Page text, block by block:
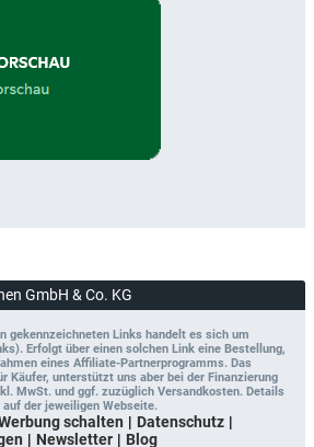
GmbH & Co. KG
gekennzeichneten Links handelt es sich um
Erfolgt über einen solchen Link eine Bestellung,
eines Affiliate-Partnerprogramms. Das
Käufer, unterstützt uns aber bei der Finanzierung
MwSt. und ggf. zuzüglich Versandkosten. Details
der jeweiligen Webseite.
schalten
Datenschutz
Newsletter Blog